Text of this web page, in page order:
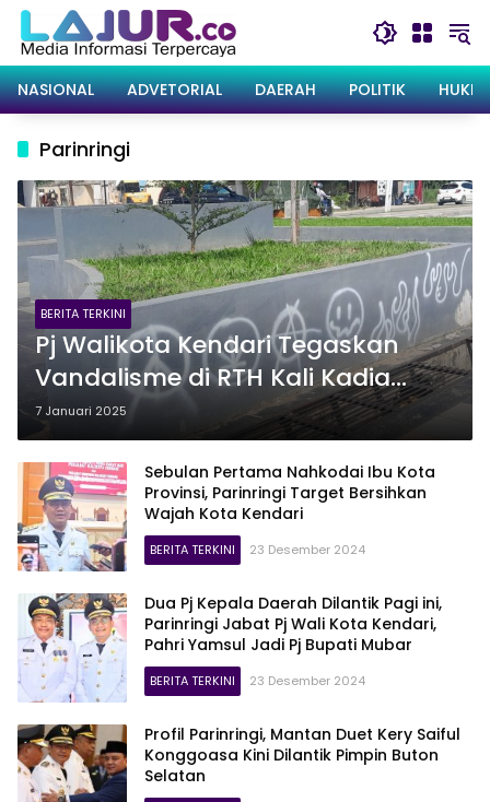
Langsung
konten
NASIONAL
ADVETORIAL DAERAH POLITIK
Parinringi
BERITA TERKINI
Pj Walikota Kendari Tegaskan
Vandalisme di RTH Kali Kadia
Harus Dihentikan
7 Januari 2025
Sebulan Pertama Nahkodai Ibu Kota
Provinsi, Parinringi Target Bersihkan
Wajah Kota Kendari
BERITA TERKINI 23 Desember 2024
Dua Pj Kepala Daerah Dilantik Pagi ini,
Parinringi Jabat Pj Wali Kota Kendari,
Pahri Yamsul Jadi Pj Bupati Mubar
BERITA TERKINI 23 Desember 2024
Profil Parinringi, Mantan Duet Kery Saiful
Konggoasa Kini Dilantik Pimpin Buton
Selatan